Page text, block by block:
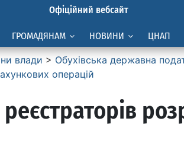
Офіційний вебсайт
ГРОМАДЯНАМ НОВИНИ ЦНАП
влади > Обухівська державна
операцій